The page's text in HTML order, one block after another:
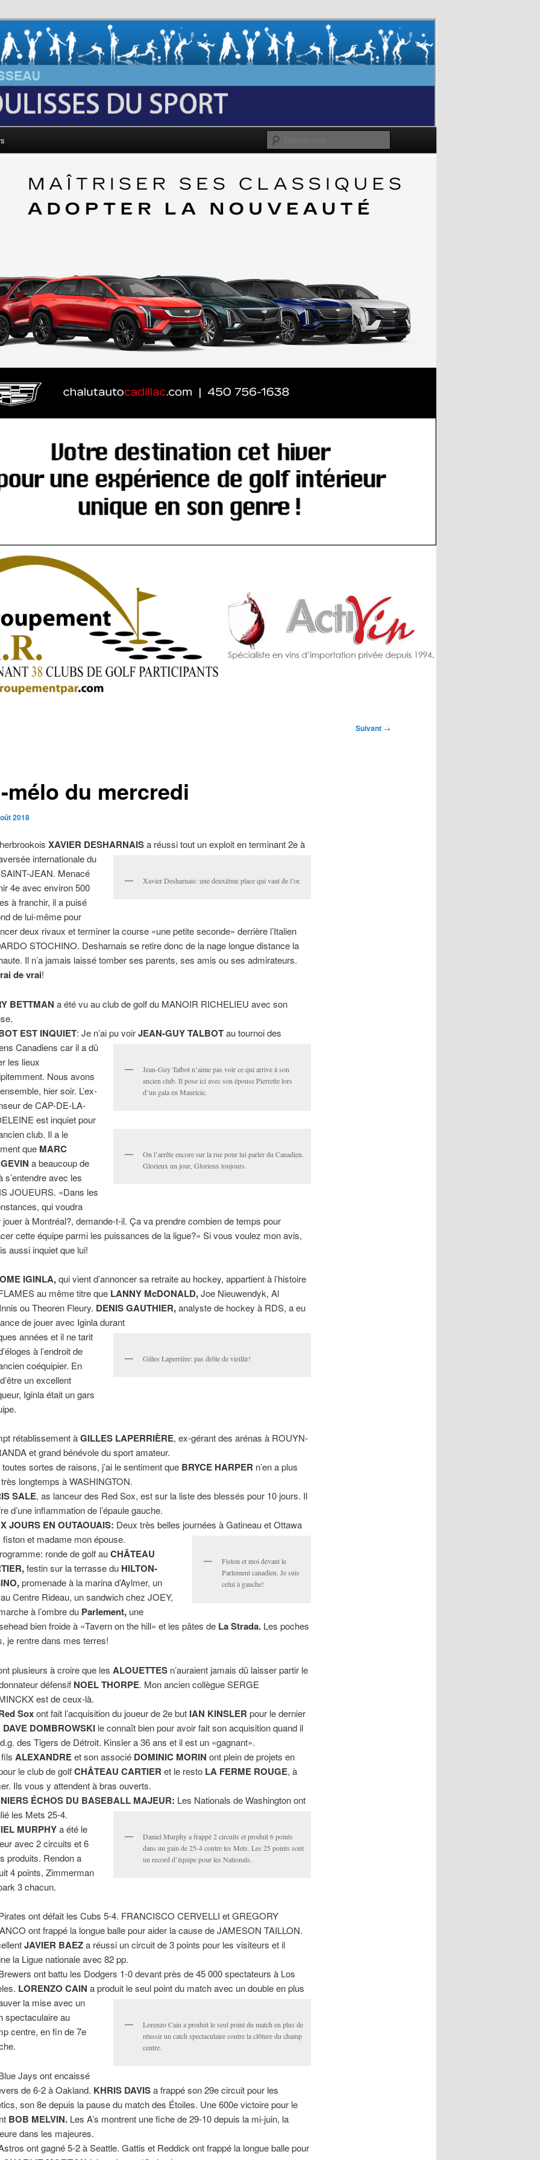
Les Coulisses du Sport
Suivant →
mélo du mercredi
2018
XAVIER DESHARNAISa réussi tout un exploit en terminant 2e à
internationale du
Xavier Desharnais: une deuxième place qui vaut de l’or.
JEAN. Menacé
4e avec environ 500
à franchir, il a puisé
de lui-même pour
deux rivaux et terminer la course «une petite seconde» derrière l’Italien
STOCHINO. Desharnais se retire donc de la nage longue distance la
Il n’a jamais laissé tomber ses parents, ses amis ou ses admirateurs.
de vrai!
BETTMANa été vu au club de golf du MANOIR RICHELIEU avec son
EST INQUIET: Je n’ai pu voirJEAN-GUY TALBOTau tournoi des
Canadiens car il a dû
Jean-Guy Talbot n’aime pas voir ce qui arrive à son
ancien club. Il pose ici avec son épouse Pierrette lors
d’un gala en Mauricie.
On l’arrête encore sur la rue pour lui parler du Canadien.
Glorieux un jour, Glorieux toujours.
les lieux
Nous avons
hier soir. L’ex-
de CAP-DE-LA-
est inquiet pour
club. Il a le
que MARC
a beaucoup de
s’entendre avec les
JOUEURS. «Dans les
qui voudra
jouer à Montréal?, demande-t-il. Ça va prendre combien de temps pour
cette équipe parmi les puissances de la ligue?» Si vous voulez mon avis,
aussi inquiet que lui!
IGINLA,qui vient d’annoncer sa retraite au hockey, appartient à l’histoire
au même titre que LANNY McDONALD,Joe Nieuwendyk, Al
ou Theoren Fleury. DENIS GAUTHIER,analyste de hockey à RDS, a eu
de jouer avec Iginla durant
Gilles Laperrière: pas drôle de vieillir!
années et il ne tarit
à l’endroit de
coéquipier. En
un excellent
Iginla était un gars
rétablissement àGILLES LAPERRIÈRE, ex-gérant des arénas à ROUYN-
et grand bénévole du sport amateur.
toutes sortes de raisons, j’ai le sentiment que BRYCE HARPER n’en a plus
longtemps à WASHINGTON.
SALE, as lanceur des Red Sox, est sur la liste des blessés pour 10 jours. Il
d’une inflammation de l’épaule gauche.
JOURS EN OUTAOUAIS: Deux très belles journées à Gatineau et Ottawa
fiston et madame mon épouse.
Fiston et moi devant le
Parlement canadien. Je suis
celui à gauche!
ronde de golf auCHÂTEAU
festin sur la terrasse du HILTON-
promenade à la marina d’Aylmer, un
Centre Rideau, un sandwich chez JOEY,
à l’ombre du Parlement, une
bien froide à «Tavern on the hill» et les pâtes de La Strada. Les poches
je rentre dans mes terres!
plusieurs à croire que les ALOUETTES n’auraient jamais dû laisser partir le
défensif NOEL THORPE. Mon ancien collègue SERGE
est de ceux-là.
Soxont fait l’acquisition du joueur de 2e but IAN KINSLER pour le dernier
DAVE DOMBROWSKI le connaît bien pour avoir fait son acquisition quand il
des Tigers de Détroit. Kinsler a 36 ans et il est un «gagnant».
ALEXANDREet son associé DOMINIC MORIN ont plein de projets en
le club de golfCHÂTEAU CARTIER et le resto LA FERME ROUGE, à
Ils vous y attendent à bras ouverts.
ÉCHOS DU BASEBALL MAJEUR: Les Nationals de Washington ont
les Mets 25-4.
Daniel Murphy a frappé 2 circuits et produit 6 points
dans un gain de 25-4 contre les Mets. Les 25 points sont
un record d’équipe pour les Nationals.
MURPHYa été le
avec 2 circuits et 6
produits. Rendon a
4 points, Zimmerman
3 chacun.
ont défait les Cubs 5-4. FRANCISCO CERVELLI et GREGORY
ont frappé la longue balle pour aider la cause de JAMESON TAILLON.
JAVIER BAEZa réussi un circuit de 3 points pour les visiteurs et il
la Ligue nationale avec 82 pp.
ont battu les Dodgers 1-0 devant près de 45 000 spectateurs à Los
LORENZO CAIN a produit le seul point du match avec un double en plus
Lorenzo Cain a produit le seul point du match en plus de
réussir un catch spectaculaire contre la clôture du champ
centre.
la mise avec un
spectaculaire au
centre, en fin de 7e
Jays ont encaissé
de 6-2 à Oakland. KHRIS DAVISa frappé son 29e circuit pour les
son 8e depuis la pause du match des Étoiles. Une 600e victoire pour le
BOB MELVIN. Les A’s montrent une fiche de 29-10 depuis la mi-juin, la
dans les majeures.
ont gagné 5-2 à Seattle. Gattis et Reddick ont frappé la longue balle pour